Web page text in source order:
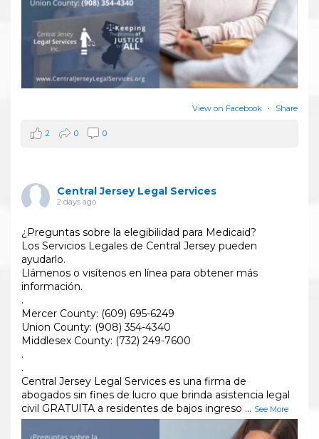
View on Facebook · Share
2 0 0
Central Jersey Legal Services
2 days ago
¿Preguntas sobre la elegibilidad para Medicaid?
Los Servicios Legales de Central Jersey pueden
ayudarlo.
Llámenos o visítenos en línea para obtener más
información.
.
Mercer County: (609) 695-6249
Union County: (908) 354-4340
Middlesex County: (732) 249-7600
.
.
Central Jersey Legal Services es una firma de
abogados sin fines de lucro que brinda asistencia legal
civil GRATUITA a residentes de bajos ingreso ... See More